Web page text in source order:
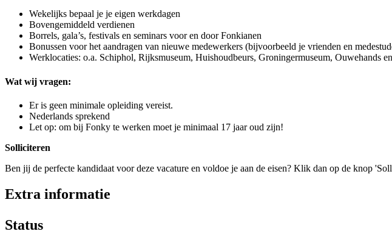
Wekelijks bepaal je je eigen werkdagen
Bovengemiddeld verdienen
Borrels, gala’s, festivals en seminars voor en door Fonkianen
Bonussen voor het aandragen van nieuwe medewerkers (bijvoorbeeld je vrienden en
Werklocaties: o.a. Schiphol, Rijksmuseum, Huishoudbeurs, Groningermuseum, Ouwehands
Wat wij vragen:
Er is geen minimale opleiding vereist.
Nederlands sprekend
Let op: om bij Fonky te werken moet je minimaal 17 jaar oud zijn!
Solliciteren
Ben jij de perfecte kandidaat voor deze vacature en voldoe je aan de eisen? Klik dan op de knop
Extra informatie
Status